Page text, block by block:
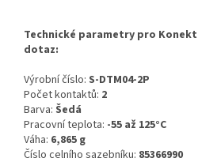
Technické parametry pro
dotaz:
Výrobní číslo: S-DTM04-2P
Počet kontaktů: 2
Barva: Šedá
Pracovní teplota: -55 až 125°C
Váha: 6,865 g
Číslo celního sazebníku: 85366990